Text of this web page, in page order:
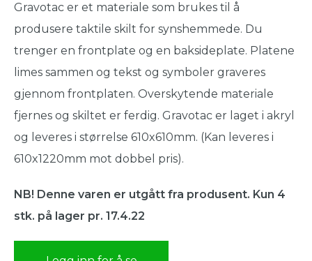
Gravotac er et materiale som brukes til å
produsere taktile skilt for synshemmede. Du
trenger en frontplate og en baksideplate. Platene
limes sammen og tekst og symboler graveres
gjennom frontplaten. Overskytende materiale
fjernes og skiltet er ferdig. Gravotac er laget i akryl
og leveres i størrelse 610x610mm. (Kan leveres i
610x1220mm mot dobbel pris).
NB! Denne varen er utgått fra produsent. Kun 4
stk. på lager pr. 17.4.22